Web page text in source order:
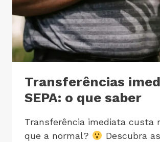
Transferências
SEPA: o que saber
Transferência imediata custa
que a normal?
Descubra as